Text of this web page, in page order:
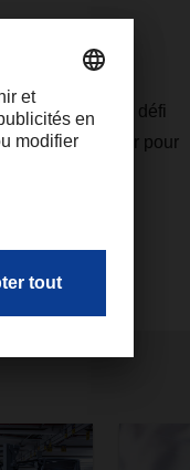
n’importe quel défi
de la développer pour